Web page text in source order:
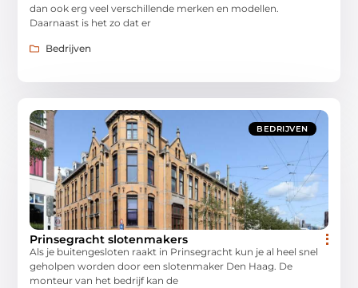
dan ook erg veel verschillende merken en modellen.
Daarnaast is het zo dat er
Bedrijven
BEDRIJVEN
Prinsegracht slotenmakers
Als je buitengesloten raakt in Prinsegracht kun je al heel snel
geholpen worden door een slotenmaker Den Haag. De
monteur van het bedrijf kan de